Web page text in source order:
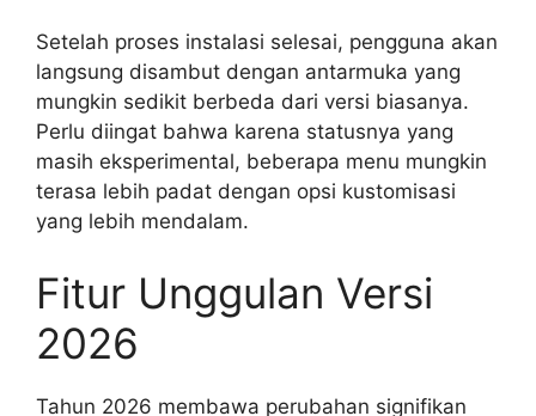
Setelah proses instalasi selesai, pengguna akan
langsung disambut dengan antarmuka yang
mungkin sedikit berbeda dari versi biasanya.
Perlu diingat bahwa karena statusnya yang
masih eksperimental, beberapa menu mungkin
terasa lebih padat dengan opsi kustomisasi
yang lebih mendalam.
Fitur Unggulan Versi
2026
Tahun 2026 membawa perubahan signifikan